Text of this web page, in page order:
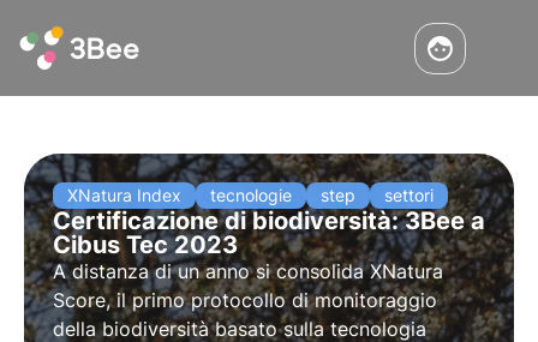
XNatura Index tecnologie step settori
Certificazione di biodiversità: 3Bee a
Cibus Tec 2023
A distanza di un anno si consolida XNatura
Score, il primo protocollo di monitoraggio
della biodiversità basato sulla tecnologia